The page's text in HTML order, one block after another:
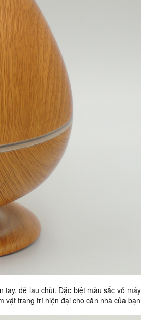
tay, dễ lau chùi. Đặc biệt màu sắc vỏ máy
vật trang trí hiện đại cho căn nhà của bạn